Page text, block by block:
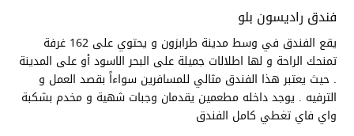
فندق راديسون بلو
يقع الفندق في وسط مدينة طرابزون و يحتوي على 162 غرفة
تمنحك الراحة و لها اطلالات جميلة على البحر الاسود أو على المدينة
. حيث يعتبر هذا الفندق مثالي للمسافرين سواءاً بقصد العمل و
الترفيه . يوجد داخله مطعمين يقدمان وجبات شهية و مخدم بشكبة
واي فاي تغطي كامل الفندق